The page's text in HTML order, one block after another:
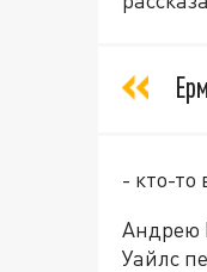
- кто-то
Андрею
Уайлс